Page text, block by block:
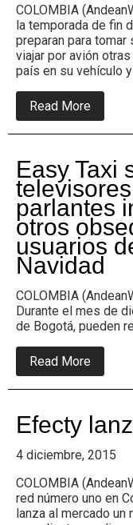
Plan
Maíz
COLOMBIA
la temporada de fin
preparan para
viajar por avión
país en su vehículo
Read More
para
las
vías
del
país
durante
las
de
de
año.
Easy Taxi
parlantes
otros
usuarios
Navidad
COLOMBIA
Durante el mes de
de Bogotá, pueden
Read More
Easy
Taxi
entre
otros
a
Efecty
4 diciembre, 2015
COLOMBIA
red número uno en
lanza al mercado un